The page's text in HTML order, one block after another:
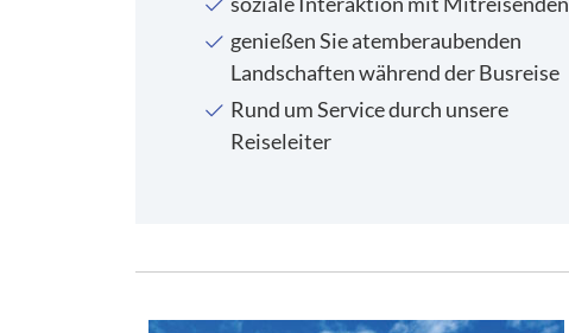
genießen Sie atemberaubenden
Landschaften während der Busreise
Rund um Service durch unsere
Reiseleiter